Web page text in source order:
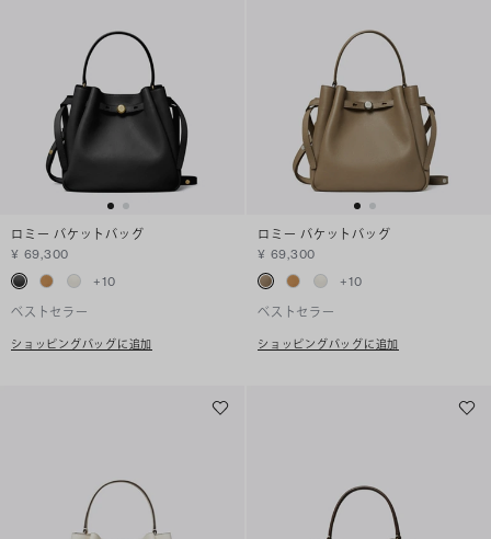
ロミー バケットバッグ
¥ 69,300
+10
ベストセラー
ショッピングバッグに追加
ロミー バケットバッグ
¥ 69,300
+10
ベストセラー
ショッピングバッグに追加